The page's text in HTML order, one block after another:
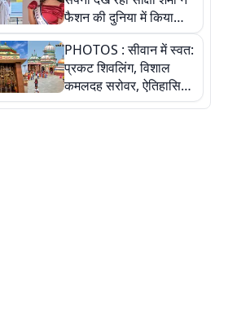
फैशन की दुनिया में किया
कमाल,जानिए बेगूसराय की
बेटी ने कैसे दी अपने सपनों
को उड़ान
PHOTOS : सीवान में स्वत:
प्रकट शिवलिंग, विशाल
कमलदह सरोवर, ऐतिहासिक
महेंद्रनाथ मंदिर और घंटाघर